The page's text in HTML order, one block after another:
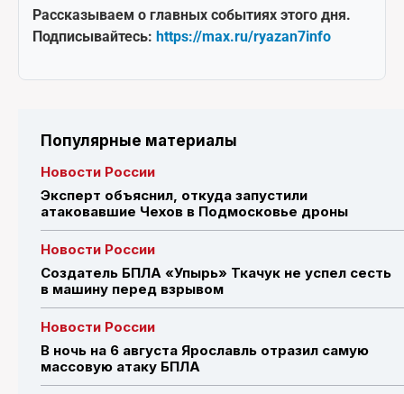
Рассказываем о главных событиях этого дня.
Подписывайтесь: https://max.ru/ryazan7info
Популярные материалы
Новости России
Эксперт объяснил, откуда запустили
атаковавшие Чехов в Подмосковье дроны
Новости России
Создатель БПЛА «Упырь» Ткачук не успел сесть
в машину перед взрывом
Новости России
В ночь на 6 августа Ярославль отразил самую
массовую атаку БПЛА